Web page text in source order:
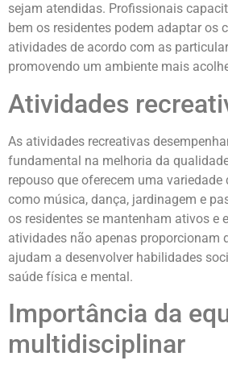
sejam atendidas. Profissionais
bem os residentes podem adaptar os
atividades de acordo com as
promovendo um ambiente mais
Atividades
As atividades recreativas
fundamental na melhoria da
repouso que oferecem uma variedade
como música, dança, jardinagem e
os residentes se mantenham ativos e
atividades não apenas proporcionam
ajudam a desenvolver habilidades
saúde física e mental.
Importância da
multidisciplinar